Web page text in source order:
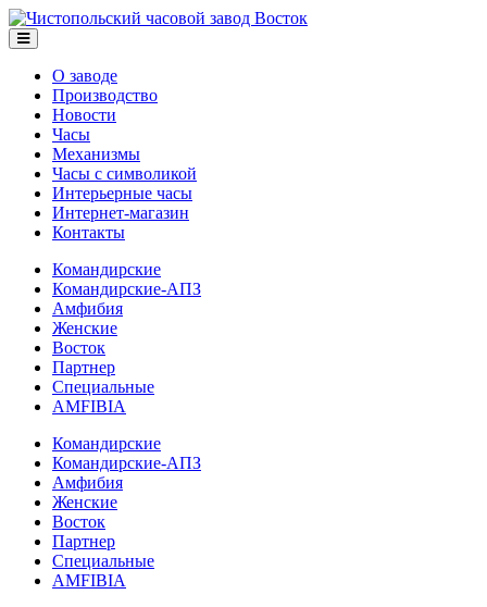
О заводе
Производство
Новости
Часы
Механизмы
Часы с символикой
Интерьерные часы
Интернет-магазин
Контакты
Командирские
Командирские-АПЗ
Амфибия
Женские
Восток
Партнер
Специальные
AMFIBIA
Командирские
Командирские-АПЗ
Амфибия
Женские
Восток
Партнер
Специальные
AMFIBIA